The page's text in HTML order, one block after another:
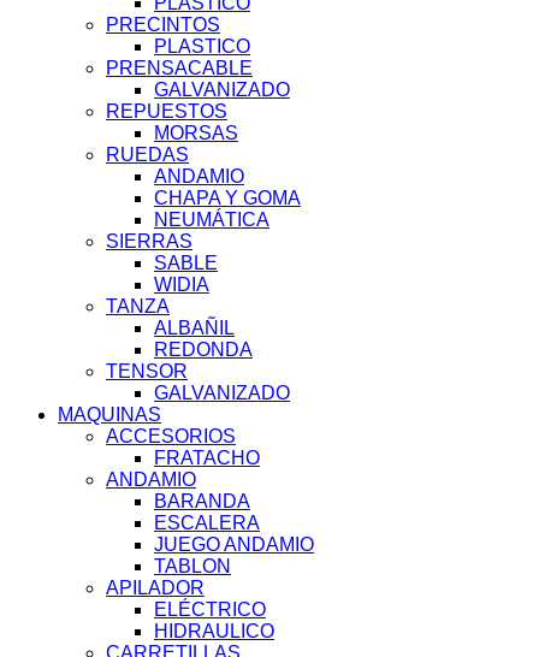
PRECINTOS
PLASTICO
PRENSACABLE
GALVANIZADO
REPUESTOS
MORSAS
RUEDAS
ANDAMIO
CHAPA Y GOMA
NEUMÁTICA
SIERRAS
SABLE
WIDIA
TANZA
ALBAÑIL
REDONDA
TENSOR
GALVANIZADO
MAQUINAS
ACCESORIOS
FRATACHO
ANDAMIO
BARANDA
ESCALERA
JUEGO ANDAMIO
TABLON
APILADOR
ELÉCTRICO
HIDRAULICO